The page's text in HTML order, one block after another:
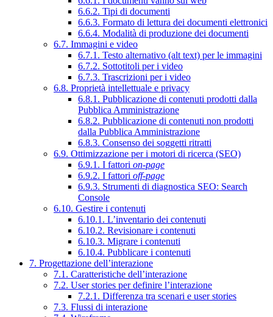
6.6.2. Tipi di documenti
6.6.3. Formato di lettura dei documenti elettronici
6.6.4. Modalità di produzione dei documenti
6.7. Immagini e video
6.7.1. Testo alternativo (alt text) per le immagini
6.7.2. Sottotitoli per i video
6.7.3. Trascrizioni per i video
6.8. Proprietà intellettuale e privacy
6.8.1. Pubblicazione di contenuti prodotti dalla
Pubblica Amministrazione
6.8.2. Pubblicazione di contenuti non prodotti
dalla Pubblica Amministrazione
6.8.3. Consenso dei soggetti ritratti
6.9. Ottimizzazione per i motori di ricerca (SEO)
6.9.1. I fattori on-page
6.9.2. I fattori off-page
6.9.3. Strumenti di diagnostica SEO: Search
Console
6.10. Gestire i contenuti
6.10.1. L’inventario dei contenuti
6.10.2. Revisionare i contenuti
6.10.3. Migrare i contenuti
6.10.4. Pubblicare i contenuti
7. Progettazione dell’interazione
7.1. Caratteristiche dell’interazione
7.2. User stories per definire l’interazione
7.2.1. Differenza tra scenari e user stories
7.3. Flussi di interazione